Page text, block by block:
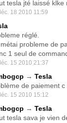
tesla jté laissé
18 2010 11:59
réglé.
probleme de
1 seul de
15 2010 21:37
→ Tesla
de paiement c
15 2010 15:12
→ Tesla
tesla sava je vien